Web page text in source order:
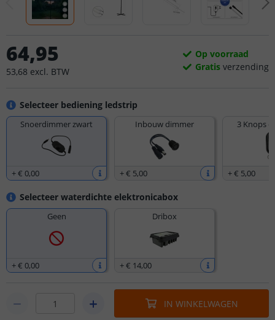
Selecteer bediening ledstrip
Snoerdimmer zwart
+€ 0,00
Inbouw dimmer
+€ 5,00
3 Knops
+€ 5,00
Selecteer waterdichte elektronicabox
Geen
+€ 0,00
Dribox
+€ 14,00
64,95
53,68 excl. BTW
Op voorraad
Gratis verzending
IN WINKELWAGEN